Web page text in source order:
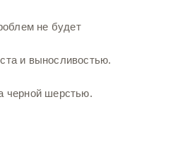
не будет
и выносливостью.
черной шерстью.